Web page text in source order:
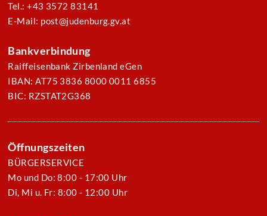
Tel.: +43 3572 83141
E-Mail: post@judenburg.gv.at
Bankverbindung
Raiffeisenbank Zirbenland eGen
IBAN: AT75 3836 8000 0011 6855
BIC: RZSTAT2G368
Öffnungszeiten
BÜRGERSERVICE
Mo und Do: 8:00 - 17:00 Uhr
Di, Mi u. Fr: 8:00 - 12:00 Uhr